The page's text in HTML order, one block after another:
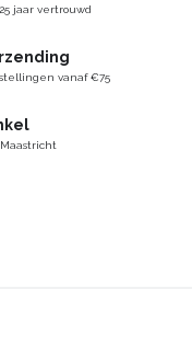
jaar vertrouwd
vanaf €75